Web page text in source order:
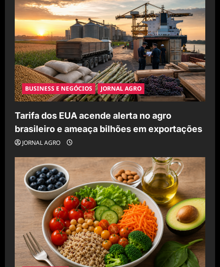
BUSINESS E NEGÓCIOS JORNAL AGRO
Tarifa dos EUA acende alerta no agro
brasileiro e ameaça bilhões em exportações
JORNAL AGRO